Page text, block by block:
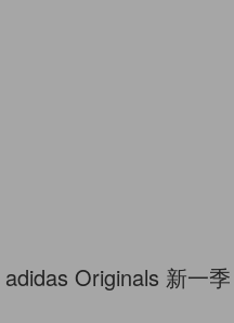
Originals 新一季